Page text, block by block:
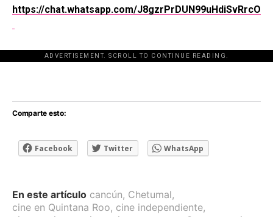
https://chat.whatsapp.com/J8gzrPrDUN99uHdiSvRrcO
ADVERTISEMENT. SCROLL TO CONTINUE READING.
[adsforwp id="243463"]
Comparte esto:
Facebook Twitter WhatsApp
En este artículo cancún, Chetumal,
cine en Quintana Roo, cine independiente,